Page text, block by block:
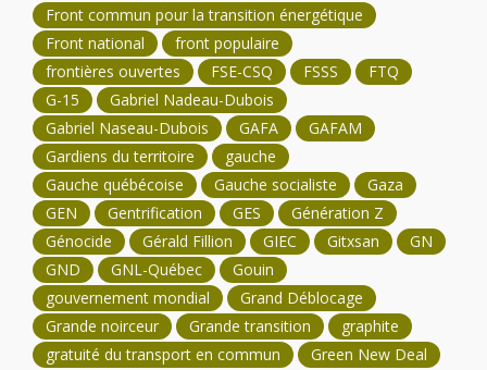
Front commun pour la transition énergétique
Front national
front populaire
frontières ouvertes
FSE-CSQ FSSS
FTQ
G-15
Gabriel Nadeau-Dubois
Gabriel Naseau-Dubois
GAFA
GAFAM
Gardiens du territoire
gauche
Gauche québécoise
Gauche socialiste
Gaza
GEN
Gentrification GES
Génération Z
Génocide
Gérald Fillion GIEC Gitxsan
GN
GND
GNL-Québec
Gouin
gouvernement mondial
Grand Déblocage
Grande noirceur
Grande transition
graphite
gratuité du transport en commun
Green New Deal